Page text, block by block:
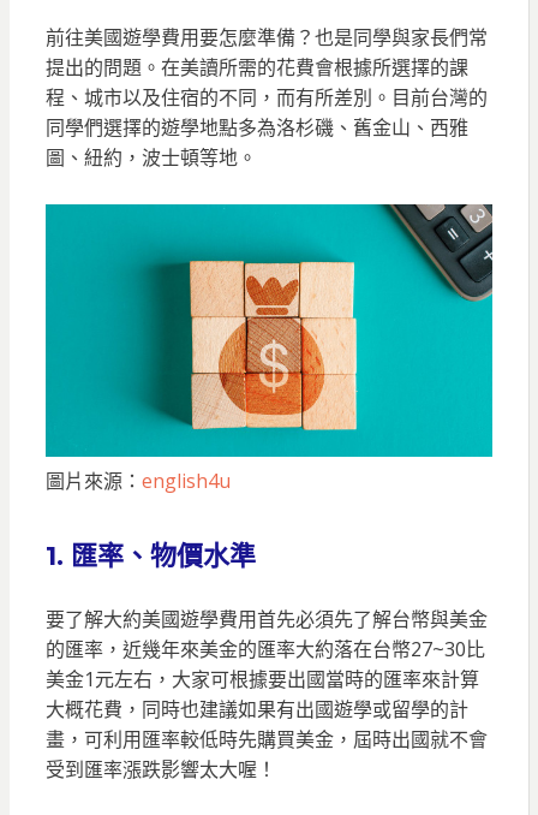
前往美國遊學費用要怎麼準備？也是同學與家長們常
提出的問題。在美讀所需的花費會根據所選擇的課
程、城市以及住宿的不同，而有所差別。目前台灣的
同學們選擇的遊學地點多為洛杉磯、舊金山、西雅
圖、紐約，波士頓等地。
圖片來源： english4u
1. 匯率、物價水準
要了解大約美國遊學費用首先必須先了解台幣與美金
的匯率，近幾年來美金的匯率大約落在台幣27~30比
美金1元左右，大家可根據要出國當時的匯率來計算
大概花費，同時也建議如果有出國遊學或留學的計
畫，可利用匯率較低時先購買美金，屆時出國就不會
受到匯率漲跌影響太大喔！